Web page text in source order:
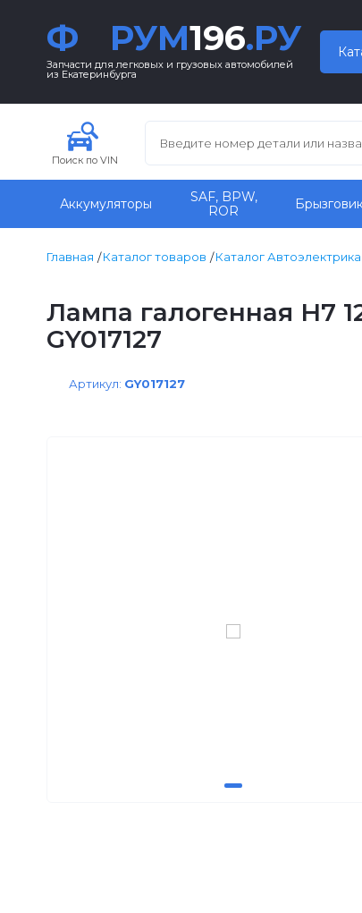
Ф РУМ196.РУ
Запчасти для легковых и грузовых автомобилей
из Екатеринбурга
Поиск по VIN
Аккумуляторы
SAF, BPW,
ROR
Главная Каталог товаров Каталог Автоэлектрика
Лампа галогенная Н7
GY017127
Артикул: GY017127